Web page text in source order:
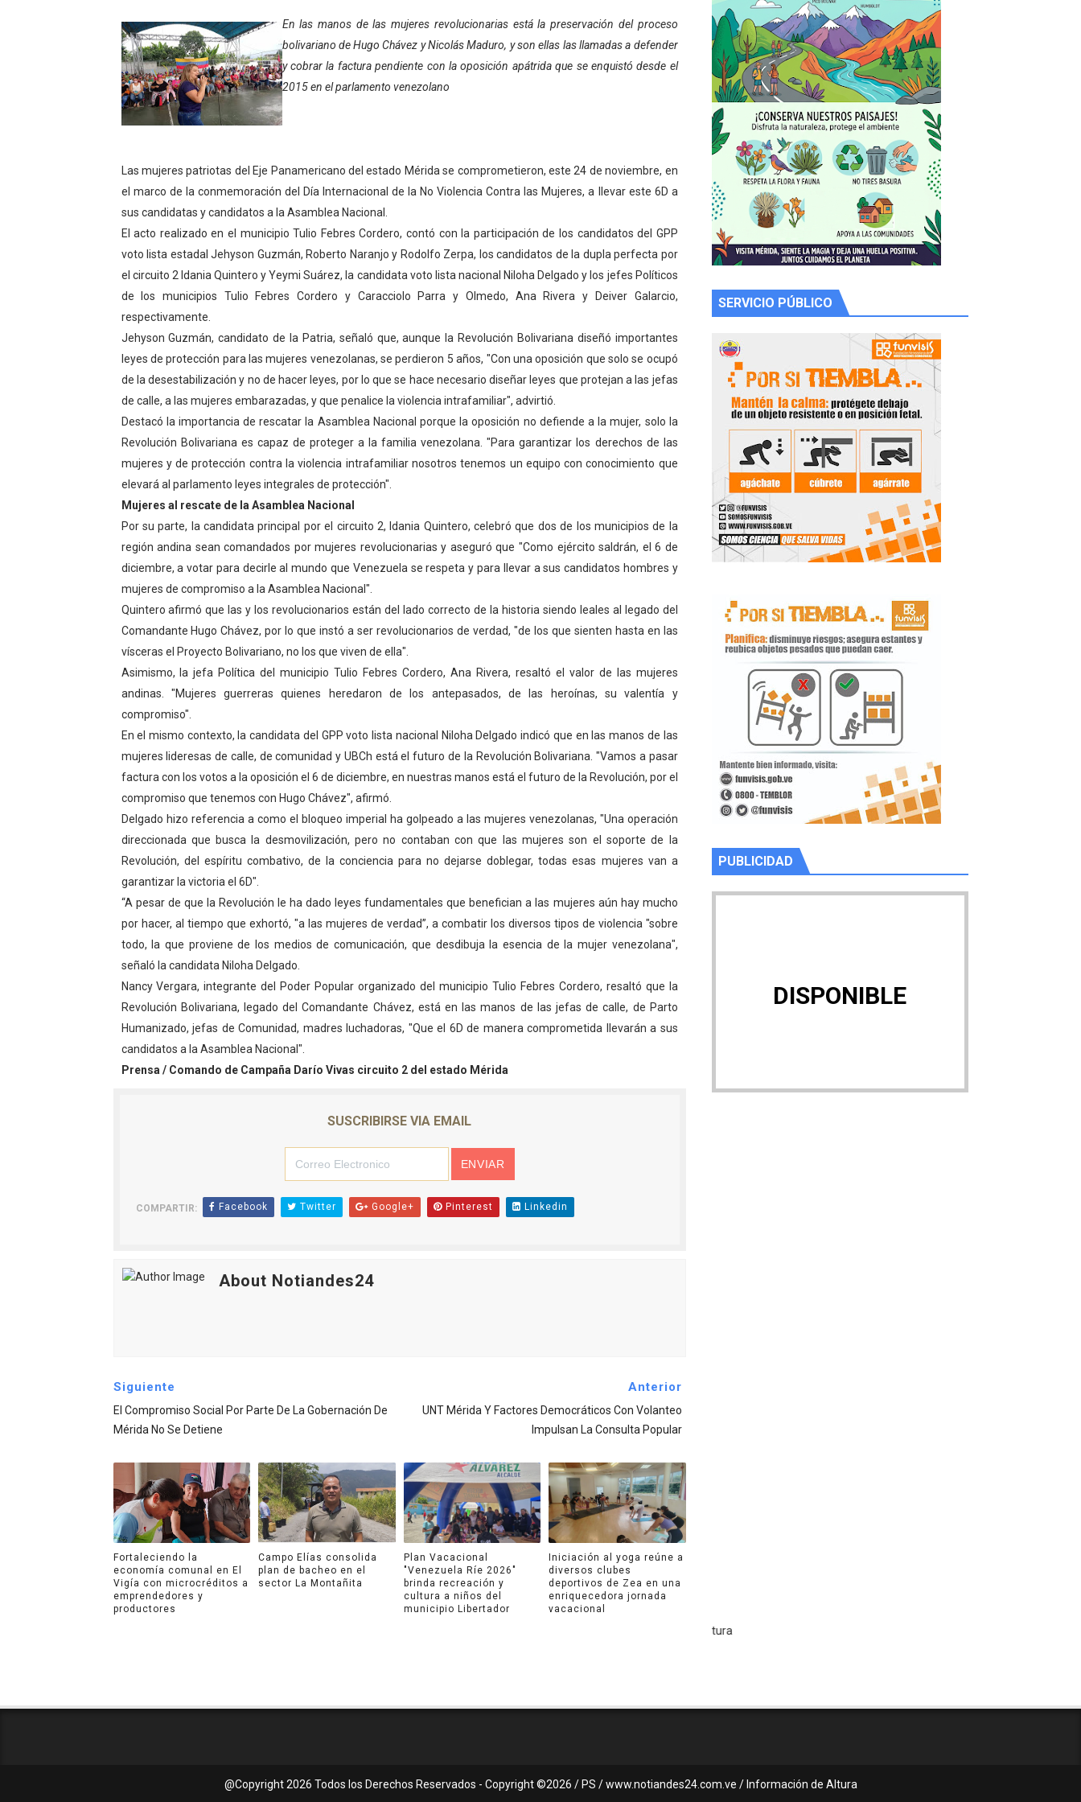
Inicia el Plan Cultura Vacacional 2026 en el estado Mérida
Ibime inició tradicional plan vacacional Aventuras en Vacaciones
Merideños disfrutarán del Plan Agosto Escuelas Abiertas 2026
Recreación y formación fortalecen la integración comunitaria en Campo Elías
Club "Rápidos de Zea" brilló en el Primer Festival de Atletismo en homenaje a Giovanny Valero
84 estudiantes celebraron su graduación en el Complejo Educativo Aristóbulo Istúriz
Cmdnna lleva esperanza y atención a casas de abrigo en Mérida
Comunas de Obispo Ramos de Lora avanzan hacia el empoderamiento y la autogestión
Arrancó Plan Vacacional Comunitario Venezuela Renace 2026 en la Don Perucho
Plan Vacacional Venezuela Renace 2026 arrancó con alegría en Lagunillas
Venezuela Renace 2026 lleva sonrisas y prevención a Torondoy
Mérida impulsa el mapa de conocimientos con Encuentro de Formadores Comunales de la Unacom
Complejo Educativo Talento Deportivo lanza Plan Agosto Escuelas Abiertas 2026
Arnaldo Sánchez reinaugura Parque Recreacional Tilingo del Niño y la Niña Azulitense
Corposalud inició talleres para aspirantes al curso de Emergencia Prehospitalaria
En las manos de las mujeres revolucionarias está la preservación del proceso
bolivariano de Hugo Chávez y Nicolás Maduro, y son ellas las llamadas a defender
y cobrar la factura pendiente con la oposición apátrida que se enquistó desde el
2015 en el parlamento venezolano
Las mujeres patriotas del Eje Panamericano del estado Mérida se comprometieron, este 24 de noviembre, en
el marco de la conmemoración del Día Internacional de la No Violencia Contra las Mujeres, a llevar este 6D a
sus candidatas y candidatos a la Asamblea Nacional.
El acto realizado en el municipio Tulio Febres Cordero, contó con la participación de los candidatos del GPP
voto lista estadal Jehyson Guzmán, Roberto Naranjo y Rodolfo Zerpa, los candidatos de la dupla perfecta por
el circuito 2 Idania Quintero y Yeymi Suárez, la candidata voto lista nacional Niloha Delgado y los jefes Políticos
de los municipios Tulio Febres Cordero y Caracciolo Parra y Olmedo, Ana Rivera y Deiver Galarcio,
respectivamente.
Jehyson Guzmán, candidato de la Patria, señaló que, aunque la Revolución Bolivariana diseñó importantes
leyes de protección para las mujeres venezolanas, se perdieron 5 años, "Con una oposición que solo se ocupó
de la desestabilización y no de hacer leyes, por lo que se hace necesario diseñar leyes que protejan a las jefas
de calle, a las mujeres embarazadas, y que penalice la violencia intrafamiliar", advirtió.
Destacó la importancia de rescatar la Asamblea Nacional porque la oposición no defiende a la mujer, solo la
Revolución Bolivariana es capaz de proteger a la familia venezolana. "Para garantizar los derechos de las
mujeres y de protección contra la violencia intrafamiliar nosotros tenemos un equipo con conocimiento que
elevará al parlamento leyes integrales de protección".
Mujeres al rescate de la Asamblea Nacional
Por su parte, la candidata principal por el circuito 2, Idania Quintero, celebró que dos de los municipios de la
región andina sean comandados por mujeres revolucionarias y aseguró que "Como ejército saldrán, el 6 de
diciembre, a votar para decirle al mundo que Venezuela se respeta y para llevar a sus candidatos hombres y
mujeres de compromiso a la Asamblea Nacional".
Quintero afirmó que las y los revolucionarios están del lado correcto de la historia siendo leales al legado del
Comandante Hugo Chávez, por lo que instó a ser revolucionarios de verdad, "de los que sienten hasta en las
vísceras el Proyecto Bolivariano, no los que viven de ella".
Asimismo, la jefa Política del municipio Tulio Febres Cordero, Ana Rivera, resaltó el valor de las mujeres
andinas. "Mujeres guerreras quienes heredaron de los antepasados, de las heroínas, su valentía y
compromiso".
En el mismo contexto, la candidata del GPP voto lista nacional Niloha Delgado indicó que en las manos de las
mujeres lideresas de calle, de comunidad y UBCh está el futuro de la Revolución Bolivariana. "Vamos a pasar
factura con los votos a la oposición el 6 de diciembre, en nuestras manos está el futuro de la Revolución, por el
compromiso que tenemos con Hugo Chávez", afirmó.
Delgado hizo referencia a como el bloqueo imperial ha golpeado a las mujeres venezolanas, "Una operación
direccionada que busca la desmovilización, pero no contaban con que las mujeres son el soporte de la
Revolución, del espíritu combativo, de la conciencia para no dejarse doblegar, todas esas mujeres van a
garantizar la victoria el 6D".
“A pesar de que la Revolución le ha dado leyes fundamentales que benefician a las mujeres aún hay mucho
por hacer, al tiempo que exhortó, "a las mujeres de verdad”, a combatir los diversos tipos de violencia "sobre
todo, la que proviene de los medios de comunicación, que desdibuja la esencia de la mujer venezolana",
señaló la candidata Niloha Delgado.
Nancy Vergara, integrante del Poder Popular organizado del municipio Tulio Febres Cordero, resaltó que la
Revolución Bolivariana, legado del Comandante Chávez, está en las manos de las jefas de calle, de Parto
Humanizado, jefas de Comunidad, madres luchadoras, "Que el 6D de manera comprometida llevarán a sus
candidatos a la Asamblea Nacional".
Prensa / Comando de Campaña Darío Vivas circuito 2 del estado Mérida
SUSCRIBIRSE VIA EMAIL
COMPARTIR: Facebook Twitter Google+ Pinterest Linkedin
About Notiandes24
Siguiente
El Compromiso Social Por Parte De La Gobernación De
Mérida No Se Detiene
Anterior
UNT Mérida Y Factores Democráticos Con Volanteo
Impulsan La Consulta Popular
Fortaleciendo la
economía comunal en El
Vigía con microcréditos a
emprendedores y
productores
Campo Elías consolida
plan de bacheo en el
sector La Montañita
Plan Vacacional
"Venezuela Ríe 2026"
brinda recreación y
cultura a niños del
municipio Libertador
Iniciación al yoga reúne a
diversos clubes
deportivos de Zea en una
enriquecedora jornada
vacacional
SERVICIO PÚBLICO
PUBLICIDAD
DISPONIBLE
@Copyright2026 Todos los Derechos Reservados - Copyright ©2026 / PS / www.notiandes24.com.ve / Información de Altura